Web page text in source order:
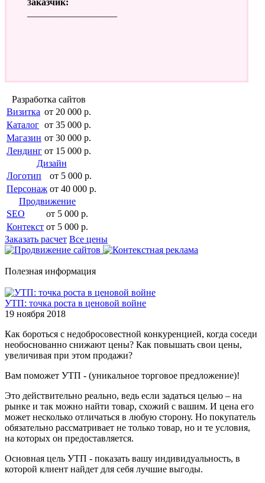
Заказчик:
Разработка сайтов
Визитка от 20 000 р.
Каталог от 35 000 р.
Магазин от 30 000 р.
Лендинг от 15 000 р.
Дизайн
Логотип
от 5 000 р.
Персонаж от 40 000 р.
Продвижение
SEO
от 5 000 р.
Контекст от 5 000 р.
Заказать расчет Все цены
Полезная информация
УТП: точка роста в ценовой войне
19 ноября 2018
Как бороться с недобросовестной конкуренцией, когда соседи
необоснованно снижают цены? Как повышать свои цены,
увеличивая при этом продажи?
Вам поможет УТП - (уникальное торговое предложение)!
Это действительно реально, ведь если задаться целью – на
рынке и так можно найти товар, схожий с вашим. И цена его
может несколько отличаться в любую сторону. Но покупатель
обязательно рассматривает не только товар, но и те условия,
на которых он предоставляется.
Основная цель УТП - показать вашу индивидуальность, в
которой клиент найдет для себя лучшие выгоды.